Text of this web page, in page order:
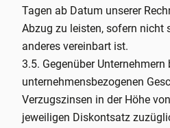
Tagen ab Datum unserer
Abzug zu leisten, sofern nicht
anderes vereinbart ist.
3.5. Gegenüber Unternehmern
unternehmensbezogenen
Verzugszinsen in der Höhe
jeweiligen Diskontsatz